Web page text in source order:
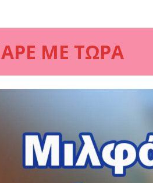
ΜΕ ΤΩΡΑ